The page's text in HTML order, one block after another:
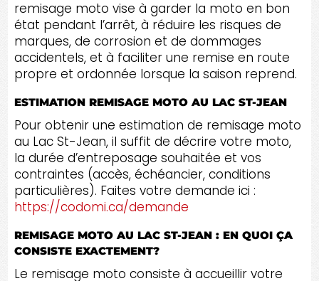
remisage moto vise à garder la moto en bon
état pendant l’arrêt, à réduire les risques de
marques, de corrosion et de dommages
accidentels, et à faciliter une remise en route
propre et ordonnée lorsque la saison reprend.
ESTIMATION REMISAGE MOTO AU LAC ST-JEAN
Pour obtenir une estimation de remisage moto
au Lac St-Jean, il suffit de décrire votre moto,
la durée d’entreposage souhaitée et vos
contraintes (accès, échéancier, conditions
particulières). Faites votre demande ici :
https://codomi.ca/demande
REMISAGE MOTO AU LAC ST-JEAN : EN QUOI ÇA
CONSISTE EXACTEMENT?
Le remisage moto consiste à accueillir votre